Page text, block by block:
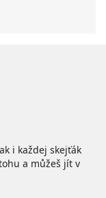
i každej skejťák
a můžeš jít v